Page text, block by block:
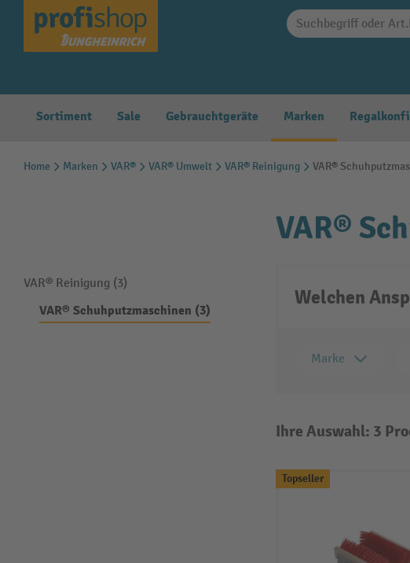
Zur Hauptnavigation springen
Sortiment Sale Gebrauchtgeräte Marken
Home Marken VAR® VAR® Umwelt VAR® Reinigung VAR®
VAR® Reinigung (3)
VAR® Schuhputzmaschinen (3)
VAR®
Welchen
Marke
Ihre Auswahl: 3
Topseller